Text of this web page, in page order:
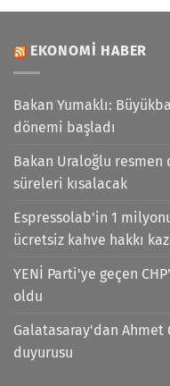
EKONOMI HABER
Bakan Yumaklı:
dönemi başladı
Bakan Uraloğlu resmen
süreleri kısalacak
Espressolab'in 1
ücretsiz kahve hakkı
YENİ Parti'ye geçen
oldu
Galatasaray'dan Ahmet
duyurusu